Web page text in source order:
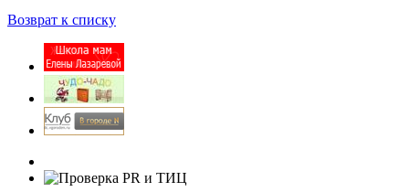
Возврат к списку